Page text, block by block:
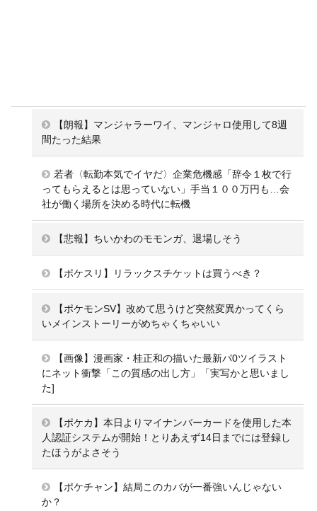
【朗報】マンジャラーワイ、マンジャロ使用して8週
間たった結果
若者〈転勤本気でイヤだ〉企業危機感「辞令１枚で行
ってもらえるとは思っていない」手当１００万円も…会
社が働く場所を決める時代に転機
【悲報】ちいかわのモモンガ、退場しそう
【ポケスリ】リラックスチケットは買うべき？
【ポケモンSV】改めて思うけど突然変異かってくら
いメインストーリーがめちゃくちゃいい
【画像】漫画家・桂正和の描いた最新パ0ツイラスト
にネット衝撃「この質感の出し方」「実写かと思いまし
た]
【ポケカ】本日よりマイナンバーカードを使用した本
人認証システムが開始！とりあえず14日までには登録し
たほうがよさそう
【ポケチャン】結局このカバが一番強いんじゃない
か？